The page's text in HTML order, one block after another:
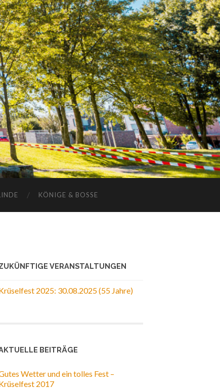
KÖNIGE & BOSSE
VERANSTALTUNGEN
2025: 30.08.2025 (55 Jahre)
BEITRÄGE
Wetter und ein tolles Fest –
2017